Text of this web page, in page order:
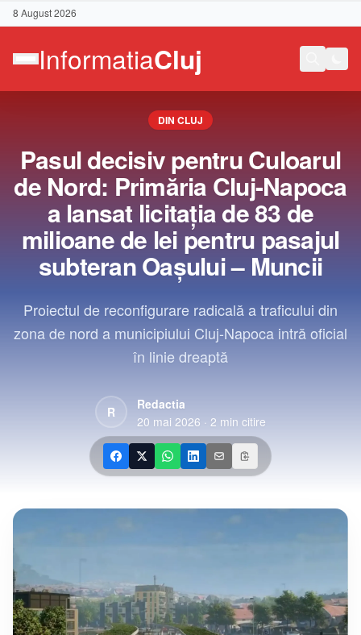
8 August 2026
Contact
DIN CLUJ
Pasul decisiv pentru Culoarul
de Nord: Primăria Cluj-Napoca
a lansat licitația de 83 de
milioane de lei pentru pasajul
subteran Oașului – Muncii
Proiectul de reconfigurare radicală a traficului din
zona de nord a municipiului Cluj-Napoca intră oficial
în linie dreaptă
R
Redactia
20 mai 2026 · 2 min citire